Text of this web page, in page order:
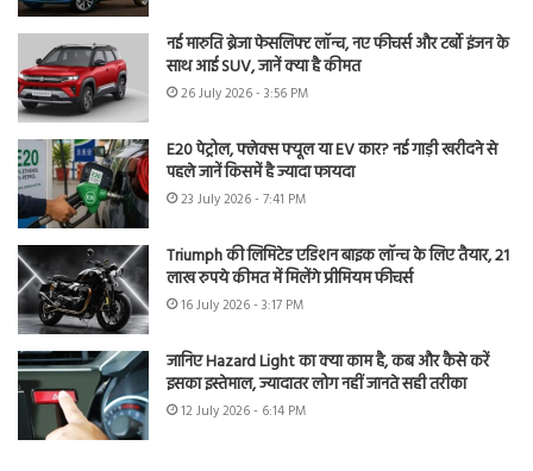
नई मारुति ब्रेजा फेसलिफ्ट लॉन्च, नए फीचर्स और टर्बो इंजन के
साथ आई SUV, जानें क्या है कीमत
26 July 2026 - 3:56 PM
E20 पेट्रोल, फ्लेक्स फ्यूल या EV कार? नई गाड़ी खरीदने से
पहले जानें किसमें है ज्यादा फायदा
23 July 2026 - 7:41 PM
Triumph की लिमिटेड एडिशन बाइक लॉन्च के लिए तैयार, 21
लाख रुपये कीमत में मिलेंगे प्रीमियम फीचर्स
16 July 2026 - 3:17 PM
जानिए Hazard Light का क्या काम है, कब और कैसे करें
इसका इस्तेमाल, ज्यादातर लोग नहीं जानते सही तरीका
12 July 2026 - 6:14 PM